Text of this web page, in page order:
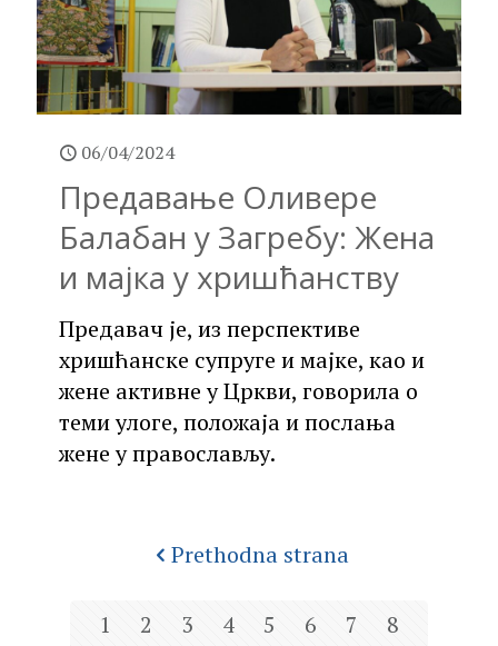
06/04/2024
Предавање Оливере
Балабан у Загребу: Жена
и мајка у хришћанству
Предавач је, из перспективе
хришћанске супруге и мајке, као и
жене активне у Цркви, говорила о
теми улоге, положаја и послања
жене у православљу.
Prethodna strana
1 2 3 4 5 6 7
8